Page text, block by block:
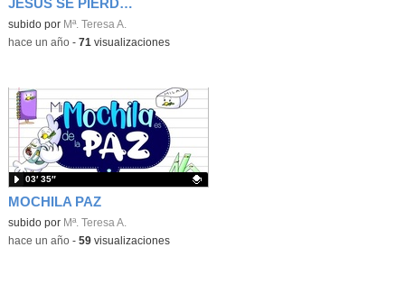
Contenido educativo.
subido por Mª. Teresa A.
-hace un año- 71 visualizaciones
MOCHILA PAZ
Contenido educativo.
subido por Mª. Teresa A.
03′ 35″
-hace un año- 59visualizaciones